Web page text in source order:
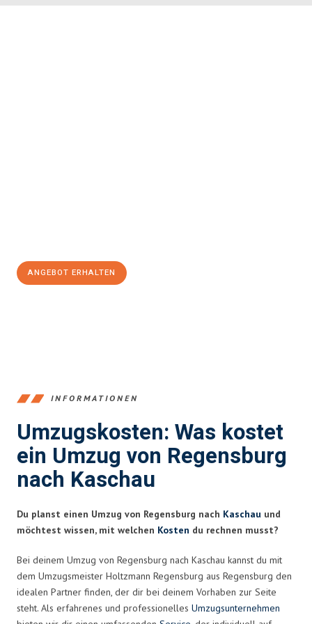
ANGEBOT ERHALTEN
INFORMATIONEN
Umzugskosten: Was kostet
ein Umzug von Regensburg
nach Kaschau
Du planst einen Umzug von Regensburg nach Kaschau und
möchtest wissen, mit welchen Kosten du rechnen musst?
Bei deinem Umzug von Regensburg nach Kaschau kannst du mit
dem Umzugsmeister Holtzmann Regensburg aus Regensburg den
idealen Partner finden, der dir bei deinem Vorhaben zur Seite
steht. Als erfahrenes und professionelles Umzugsunternehmen